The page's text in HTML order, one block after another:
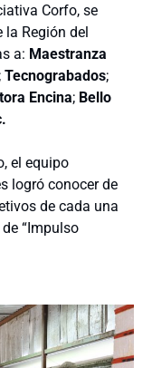
Corfo, se
Región del
a: Maestranza
; Tecnograbados;
Encina; Bello
el equipo
logró conocer de
de cada una
“Impulso